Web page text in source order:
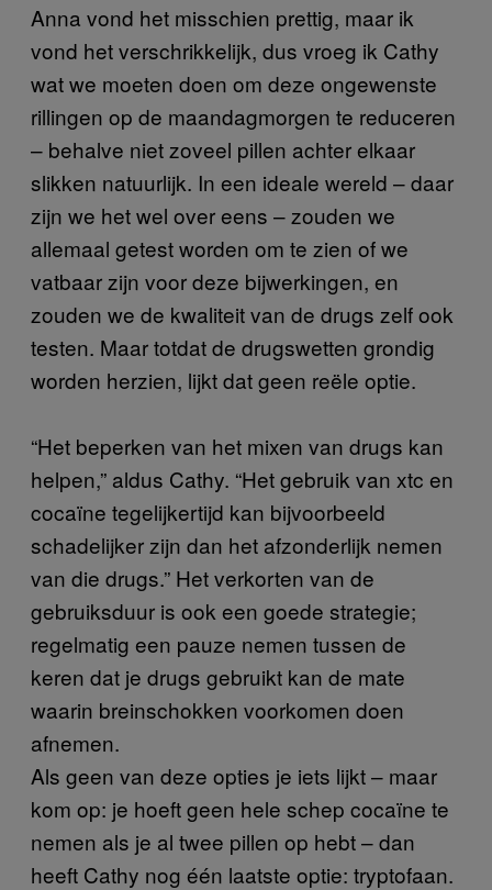
Anna vond het misschien prettig, maar ik
vond het verschrikkelijk, dus vroeg ik Cathy
wat we moeten doen om deze ongewenste
rillingen op de maandagmorgen te reduceren
– behalve niet zoveel pillen achter elkaar
slikken natuurlijk. In een ideale wereld – daar
zijn we het wel over eens – zouden we
allemaal getest worden om te zien of we
vatbaar zijn voor deze bijwerkingen, en
zouden we de kwaliteit van de drugs zelf ook
testen. Maar totdat de drugswetten grondig
worden herzien, lijkt dat geen reële optie.
“Het beperken van het mixen van drugs kan
helpen,” aldus Cathy. “Het gebruik van xtc en
cocaïne tegelijkertijd kan bijvoorbeeld
schadelijker zijn dan het afzonderlijk nemen
van die drugs.” Het verkorten van de
gebruiksduur is ook een goede strategie;
regelmatig een pauze nemen tussen de
keren dat je drugs gebruikt kan de mate
waarin breinschokken voorkomen doen
afnemen.
Als geen van deze opties je iets lijkt – maar
kom op: je hoeft geen hele schep cocaïne te
nemen als je al twee pillen op hebt – dan
heeft Cathy nog één laatste optie: tryptofaan.